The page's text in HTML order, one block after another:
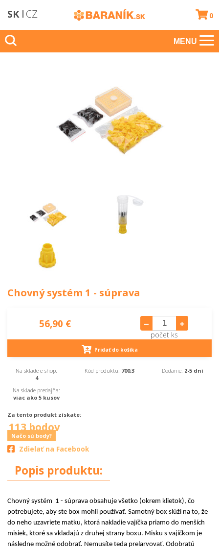
SK CZ 0
MENU
Chovný systém 1 - súprava
56,90 €
počet ks
Pridať do košíka
Na sklade e-shop:
4
Na sklade predajňa:
viac ako 5 kusov
Kód produktu: 700,3 Dodanie: 2-5 dní
Za tento produkt získate:
113 bodov
Načo sú body?
Zdielať na Facebook
Popis produktu:
Chovný systém 1 - súprava obsahuje všetko (okrem klietok), čo
potrebujete, aby ste box mohli používať. Samotný box slúži na to, že
do neho uzavriete matku, ktorá nakladie vajíčka priamo do menších
misiek, ktoré sa vkladajú z druhej strany boxu. Misku s vajíčkom je
následne možné odobrať. Nemusíte teda prelarvovať. Odobratú